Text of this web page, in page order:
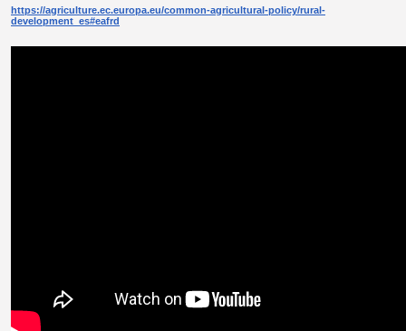
https://agriculture.ec.europa.eu/common-agricultural-policy/rural-
development_es#eafrd